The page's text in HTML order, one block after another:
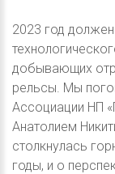
2023 год
добывающих
рельсы. Мы
Ассоциации НП
Анатолием
столкнулась
годы, и о